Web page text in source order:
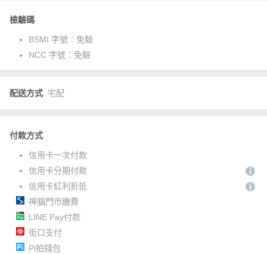
檢驗碼
BSMI 字號： 免驗
NCC 字號： 免驗
配送方式 宅配
付款方式
信用卡一次付款
信用卡分期付款
信用卡紅利折抵
神腦門市繳費
LINE Pay付款
街口支付
Pi拍錢包